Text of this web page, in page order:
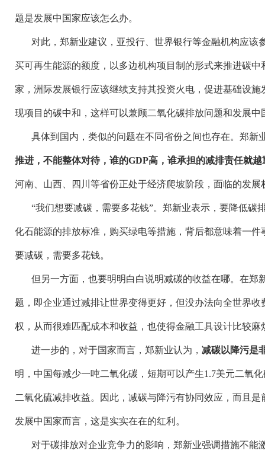
题是发展中国家应该怎么办。
对此，郑新业建议，亚投行、世界银行等金融机构应该
买可再生能源的额度，以多边机构项目制的形式来推进碳
家，洲际发展银行应该继续支持其投资火电，促进基础设
现项目的碳中和，这样可以兼顾二氧化碳排放问题和发展中
具体到国内，类似的问题在不同省份之间也存在。郑新
推进，不能整体对待，谁的GDP高，谁承担的减排责任就
河南、山西、四川等省份正处于经济爬坡阶段，面临的发展
“我们想要减碳，需要多花钱”。郑新业表示，要降低碳
化石能源的排放标准，购买绿电等措施，背后都意味着一
要减碳，需要多花钱。
但另一方面，也要明明白白说明减碳的收益在哪。在郑
题，即企业通过减排让世界变得更好，但没办法向全世界
权，从而很难匹配成本和收益，也使得金融工具设计比较麻
进一步的，对于国家而言，郑新业认为， 减碳以降污是
明，中国每减少一吨二氧化碳，短期可以产生1.7美元二氧
二氧化硫减排收益。因此，减碳与降污有协同效应，而且
发展中国家而言，这是实实在在的红利。
对于碳排放对企业竞争力的影响，郑新业强调措施不能